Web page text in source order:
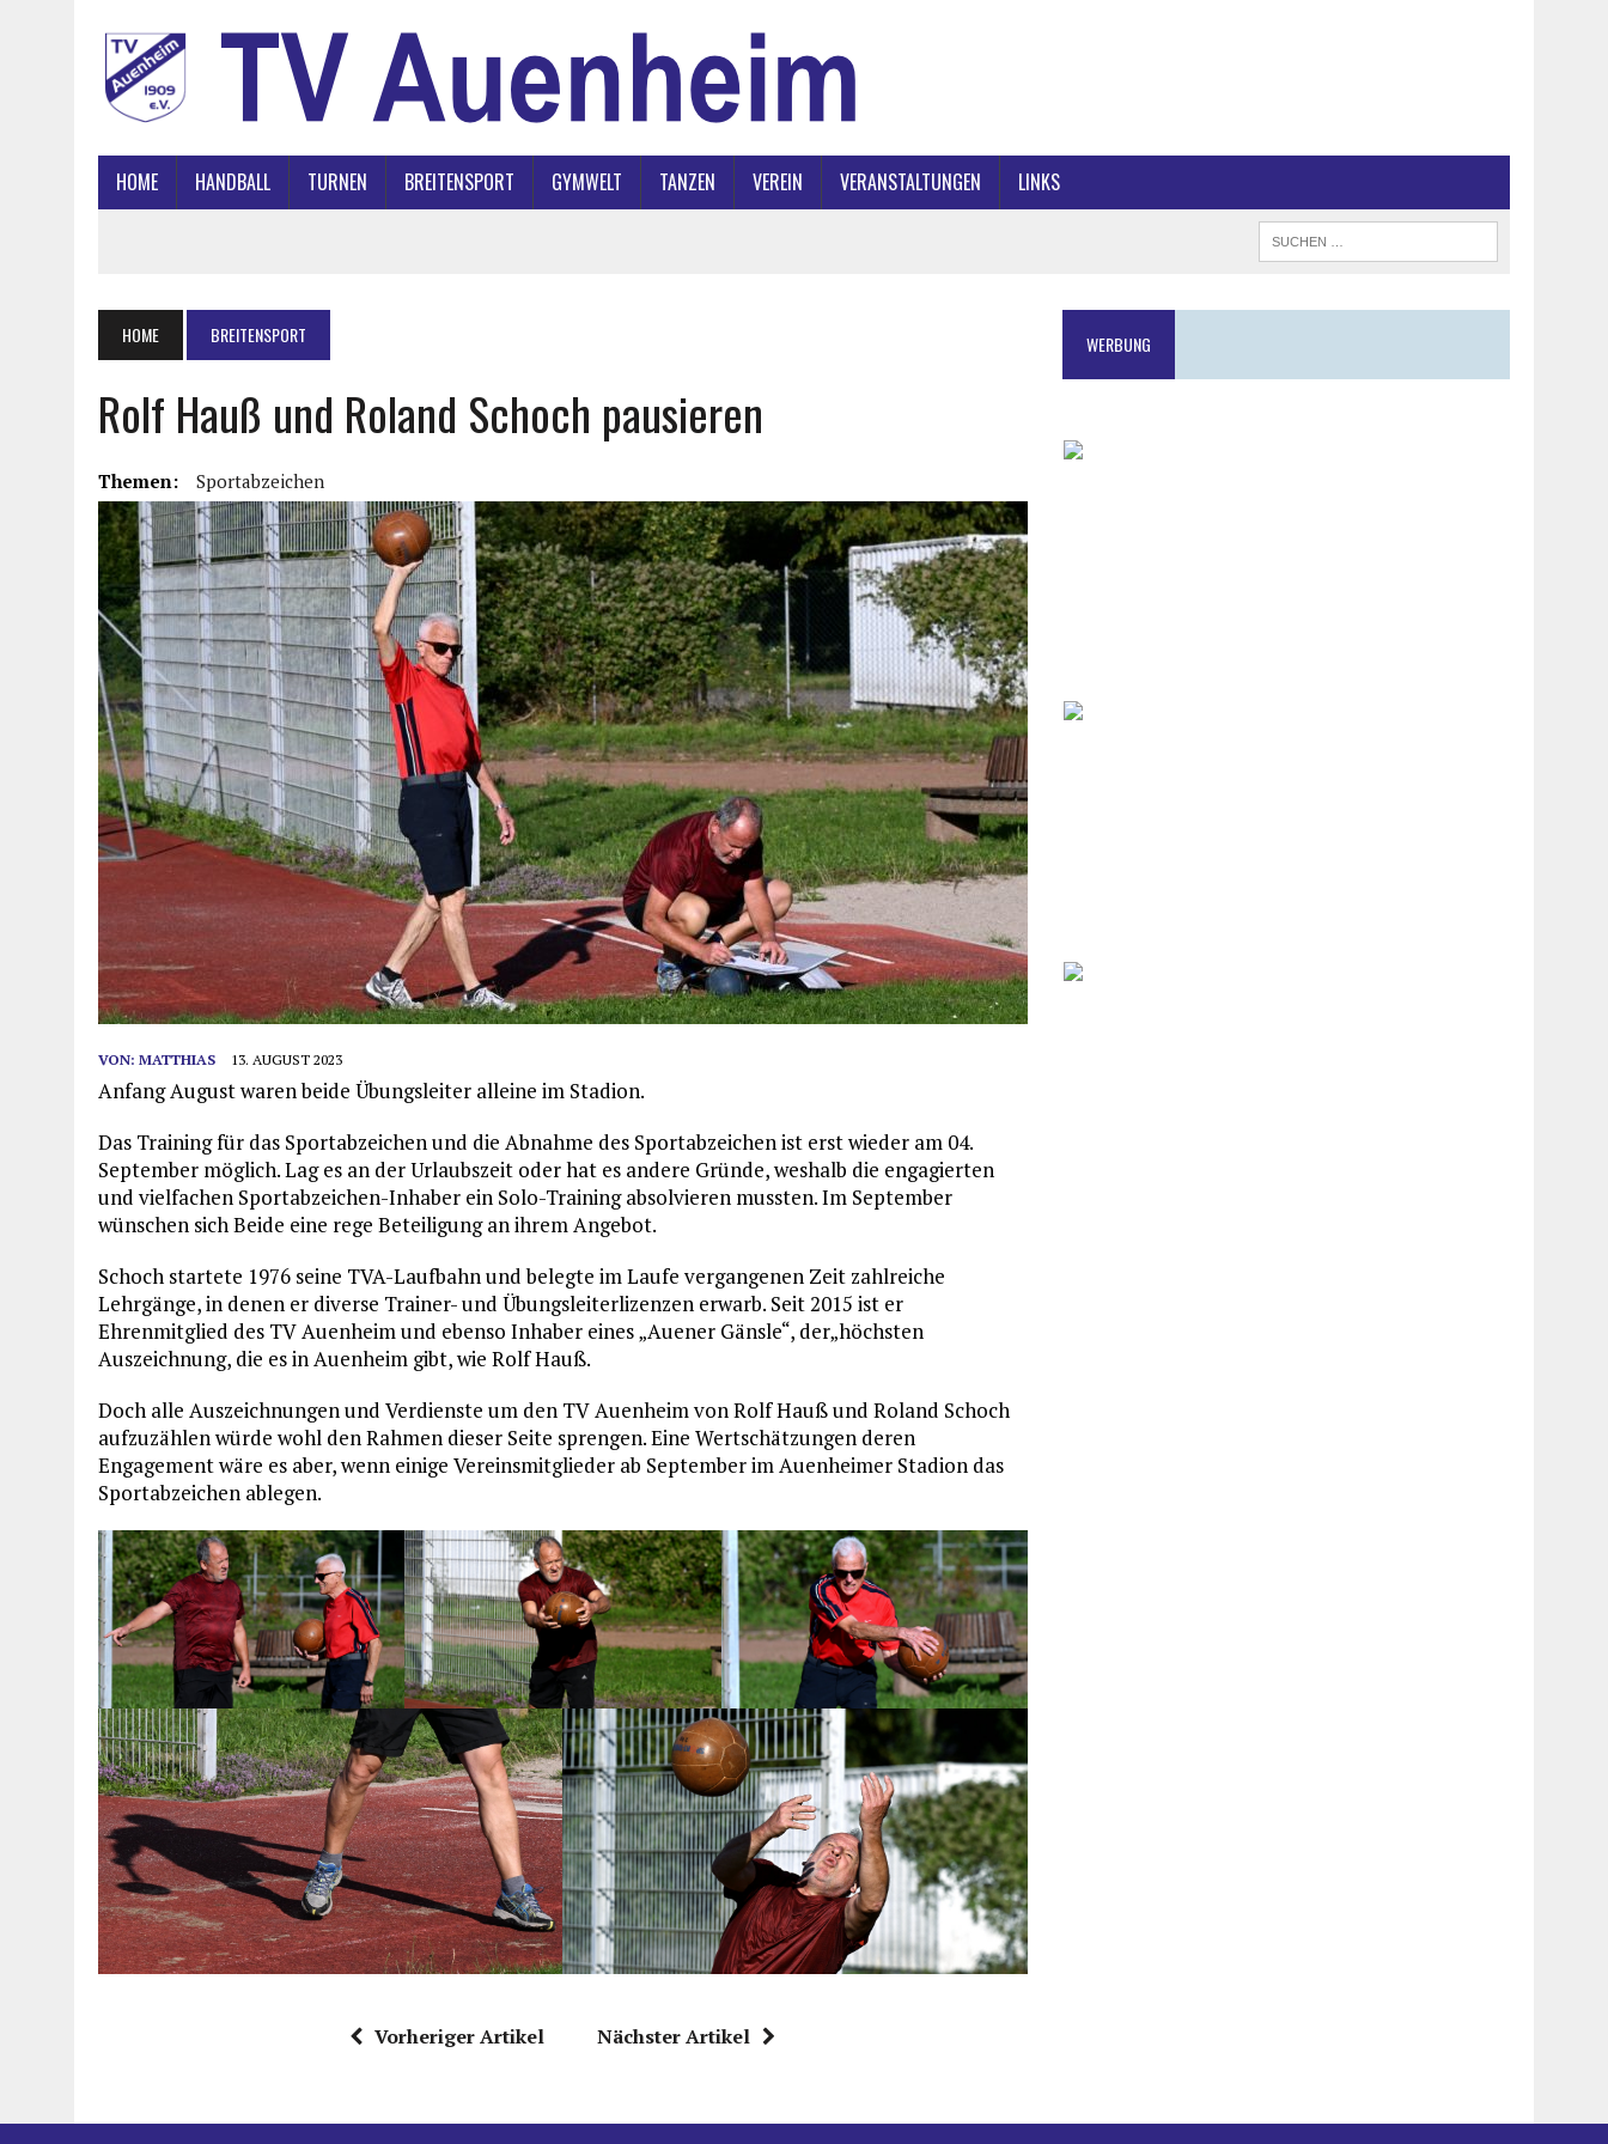
HOME HANDBALL TURNEN BREITENSPORT GYMWELT TANZEN VEREIN VERANSTALTUNGEN LINKS
HOME BREITENSPORT
Rolf Hauß und Roland Schoch pausieren
Themen: Sportabzeichen
VON: MATTHIAS 13. AUGUST 2023
Anfang August waren beide Übungsleiter alleine im Stadion.
Das Training für das Sportabzeichen und die Abnahme des Sportabzeichen ist erst wieder am 04.
September möglich. Lag es an der Urlaubszeit oder hat es andere Gründe, weshalb die engagierten
und vielfachen Sportabzeichen-Inhaber ein Solo-Training absolvieren mussten. Im September
wünschen sich Beide eine rege Beteiligung an ihrem Angebot.
Schoch startete 1976 seine TVA-Laufbahn und belegte im Laufe vergangenen Zeit zahlreiche
Lehrgänge, in denen er diverse Trainer- und Übungsleiterlizenzen erwarb. Seit 2015 ist er
Ehrenmitglied des TV Auenheim und ebenso Inhaber eines „Auener Gänsle“, der„höchsten
Auszeichnung, die es in Auenheim gibt, wie Rolf Hauß.
Doch alle Auszeichnungen und Verdienste um den TV Auenheim von Rolf Hauß und Roland Schoch
aufzuzählen würde wohl den Rahmen dieser Seite sprengen. Eine Wertschätzungen deren
Engagement wäre es aber, wenn einige Vereinsmitglieder ab September im Auenheimer Stadion das
Sportabzeichen ablegen.
Vorheriger Artikel Nächster Artikel
WERBUNG